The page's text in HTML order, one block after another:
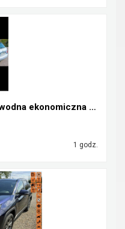
Skoda Fabia zadbana niezawodna ekonomiczna 2 właśc...
1 godz.